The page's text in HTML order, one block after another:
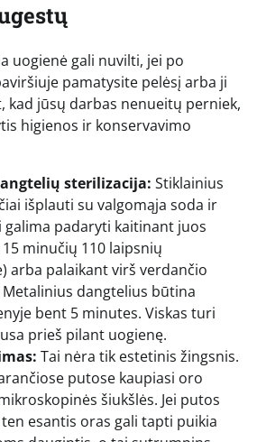
uogienė gali nuvilti, jei po
pamatysite pelėsį arba ji
kad jūsų darbas nenueitų perniek,
higienos ir konservavimo
sterilizacija: Stiklainius
išplauti su valgomąja soda ir
galima padaryti kaitinant juos
minučių 110 laipsnių
arba palaikant virš verdančio
dangtelius būtina
bent 5 minutes. Viskas turi
prieš pilant uogienę.
Tai nėra tik estetinis žingsnis.
putose kaupiasi oro
šiukšlės. Jei putos
esantis oras gali tapti puikia